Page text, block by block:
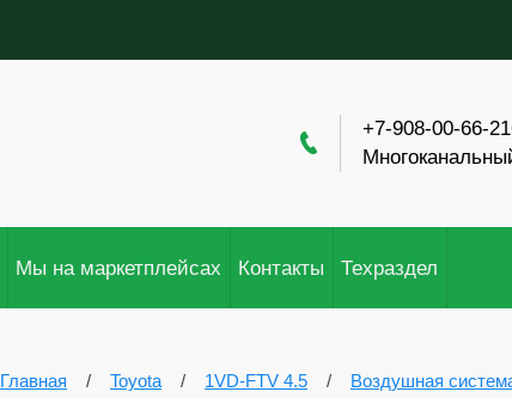
+7-908-00-66-
Мы на маркетплейсах Контакты Техраздел
Главная / Toyota / 1VD-FTV 4.5 / Воздушная